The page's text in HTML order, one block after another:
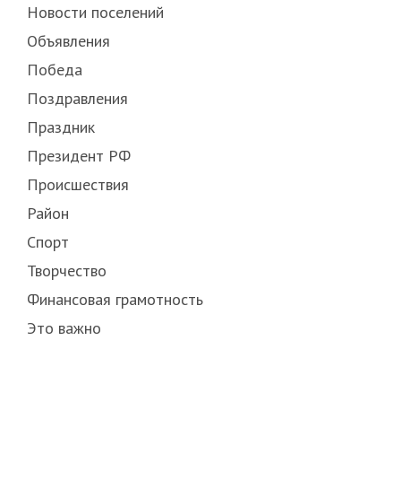
Новости поселений
Объявления
Победа
Поздравления
Праздник
Президент РФ
Происшествия
Район
Спорт
Творчество
Финансовая грамотность
Это важно